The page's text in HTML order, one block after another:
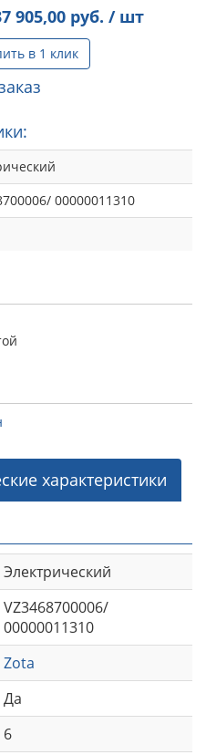
905,00 руб. / шт
в 1 клик
00000011310
характеристики
Электрический
VZ3468700006/
00000011310
Zota
Да
6